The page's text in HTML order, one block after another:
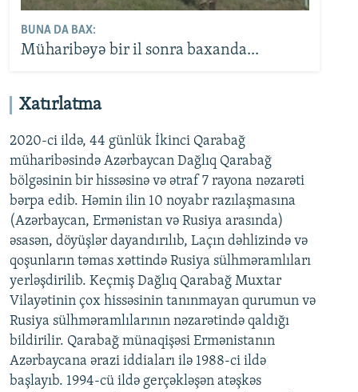
BUNA DA BAX:
Müharibəyə bir il sonra baxanda...
Xatırlatma
2020-ci ildə, 44 günlük İkinci Qarabağ
müharibəsində Azərbaycan Dağlıq Qarabağ
bölgəsinin bir hissəsinə və ətraf 7 rayona nəzarəti
bərpa edib. Həmin ilin 10 noyabr razılaşmasına
(Azərbaycan, Ermənistan və Rusiya arasında)
əsasən, döyüşlər dayandırılıb, Laçın dəhlizində və
qoşunların təmas xəttində Rusiya sülhməramlıları
yerləşdirilib. Keçmiş Dağlıq Qarabağ Muxtar
Vilayətinin çox hissəsinin tanınmayan qurumun və
Rusiya sülhməramlılarının nəzarətində qaldığı
bildirilir. Qarabağ münaqişəsi Ermənistanın
Azərbaycana ərazi iddiaları ilə 1988-ci ildə
başlayıb. 1994-cü ildə gerçəkləşən atəşkəs